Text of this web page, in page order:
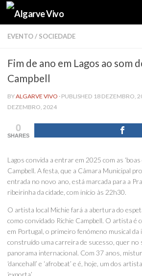
Skip to content
EVENTO/ SOCIEDADE
Fim de ano em Lagos ao som
Campbell
BYALGARVE VIVO · PUBLISHED 18 DEZEMBRO,
DEZEMBRO, 2024
0
SHARES
Lagos convida a entrar em 2025 com as ‘boas
Campbell. A festa, que a Câmara Municipal
entrada no novo ano, está marcada para a
ribeirinha da cidade, com início às 22h30.
O artista local Michie fará a abertura do
como convidado Richie Campbell. O artista é
em Portugal, o primeiro fenómeno musical
construído uma carreira de sucesso, quer no
panorama internacional. Com 37 anos, mistura
‘dancehall’ e ‘afrobeat’ e é, hoje, um dos